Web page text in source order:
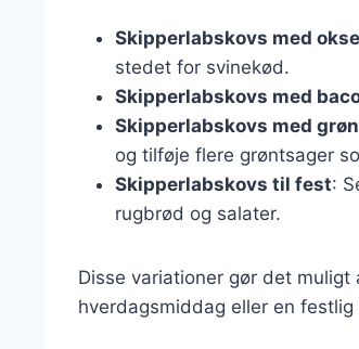
Skipperlabskovs med
stedet for svinekød.
Skipperlabskovs med
Skipperlabskovs med
og tilføje flere grøntsager
Skipperlabskovs til fest:
rugbrød og salater.
Disse variationer gør det
hverdagsmiddag eller en festlig